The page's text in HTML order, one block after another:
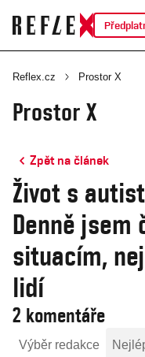
Reflex.cz Prostor X
Prostor X
Zpět na článek
Život s
Denně jsem
situacím,
lidí
2 komentáře
Výběr redakce